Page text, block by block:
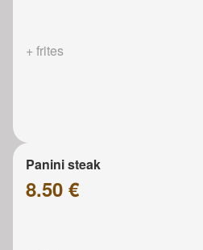
+ frites
Panini steak
8.50 €